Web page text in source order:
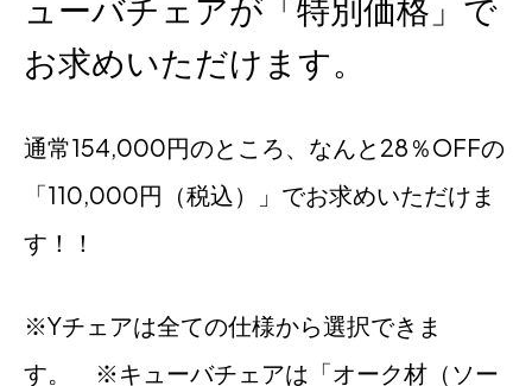
ューバチェアが「特別価格」で
お求めいただけます。
通常154,000円のところ、なんと28％OFFの
「110,000円（税込）」でお求めいただけま
す！！
※Yチェアは全ての仕様から選択できま
す。 ※キューバチェアは「オーク材（ソー